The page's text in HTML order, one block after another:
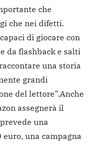
che
che nei difetti.
di giocare con
da flashback e salti
una storia
grandi
del lettore”.Anche
assegnerà il
una
una campagna